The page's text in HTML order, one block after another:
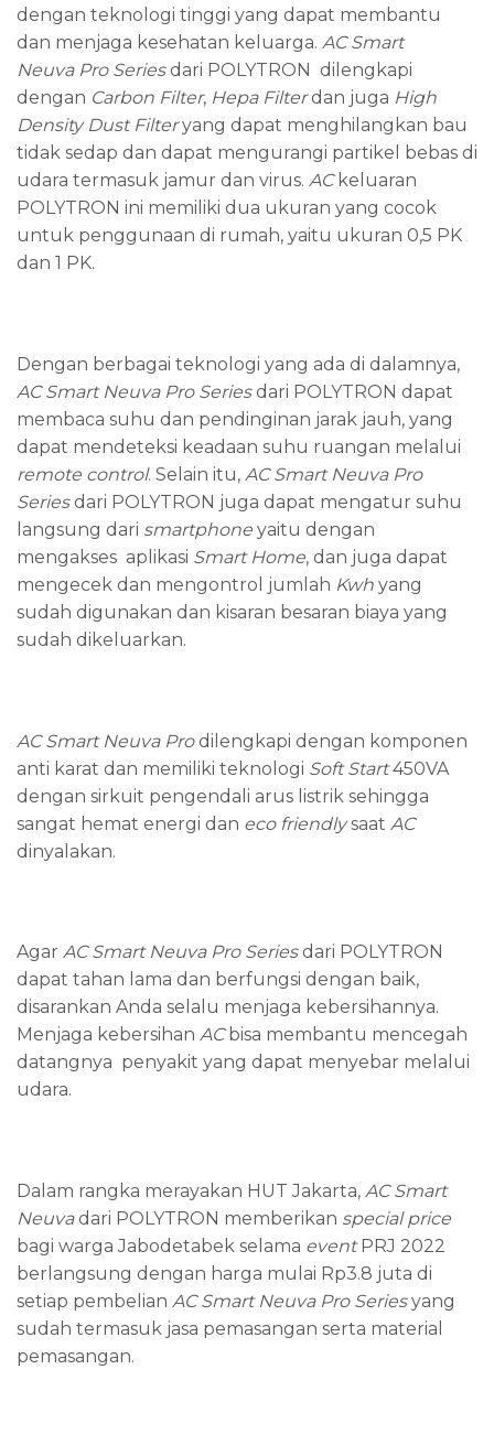
dengan teknologi tinggi yang dapat membantu
dan menjaga kesehatan keluarga. ACSmart
Neuva ProSeriesdari POLYTRON dilengkapi
dengan Carbon Filter, Hepa Filterdan juga High
Density Dust Filteryang dapat menghilangkan bau
tidak sedap dan dapat mengurangi partikel bebas di
udara termasuk jamur dan virus. ACkeluaran
POLYTRON ini memiliki dua ukuran yang cocok
untuk penggunaan di rumah, yaitu ukuran 0,5 PK
dan 1 PK.
Dengan berbagai teknologi yang ada di dalamnya,
AC Smart Neuva Pro Seriesdari POLYTRON dapat
membaca suhu dan pendinginan jarak jauh, yang
dapat mendeteksi keadaan suhu ruangan melalui
remote control. Selain itu, AC Smart Neuva Pro
Seriesdari POLYTRON juga dapat mengatur suhu
langsung dari smartphone yaitu dengan
mengakses aplikasi Smart Home, dan juga dapat
mengecek dan mengontrol jumlah Kwh yang
sudah digunakan dan kisaran besaran biaya yang
sudah dikeluarkan.
AC Smart Neuva Prodilengkapi dengan komponen
anti karat dan memiliki teknologi Soft Start450VA
dengan sirkuit pengendali arus listrik sehingga
sangat hemat energi dan eco friendlysaat AC
dinyalakan.
Agar ACSmart Neuva Pro Seriesdari POLYTRON
dapat tahan lama dan berfungsi dengan baik,
disarankan Anda selalu menjaga kebersihannya.
Menjaga kebersihan ACbisa membantu mencegah
datangnya penyakit yang dapat menyebar melalui
udara.
Dalam rangka merayakan HUT Jakarta, AC Smart
Neuvadari POLYTRON memberikan special price
bagi warga Jabodetabek selama eventPRJ 2022
berlangsung dengan harga mulai Rp3.8 juta di
setiap pembelian AC Smart Neuva Pro Seriesyang
sudah termasuk jasa pemasangan serta material
pemasangan.